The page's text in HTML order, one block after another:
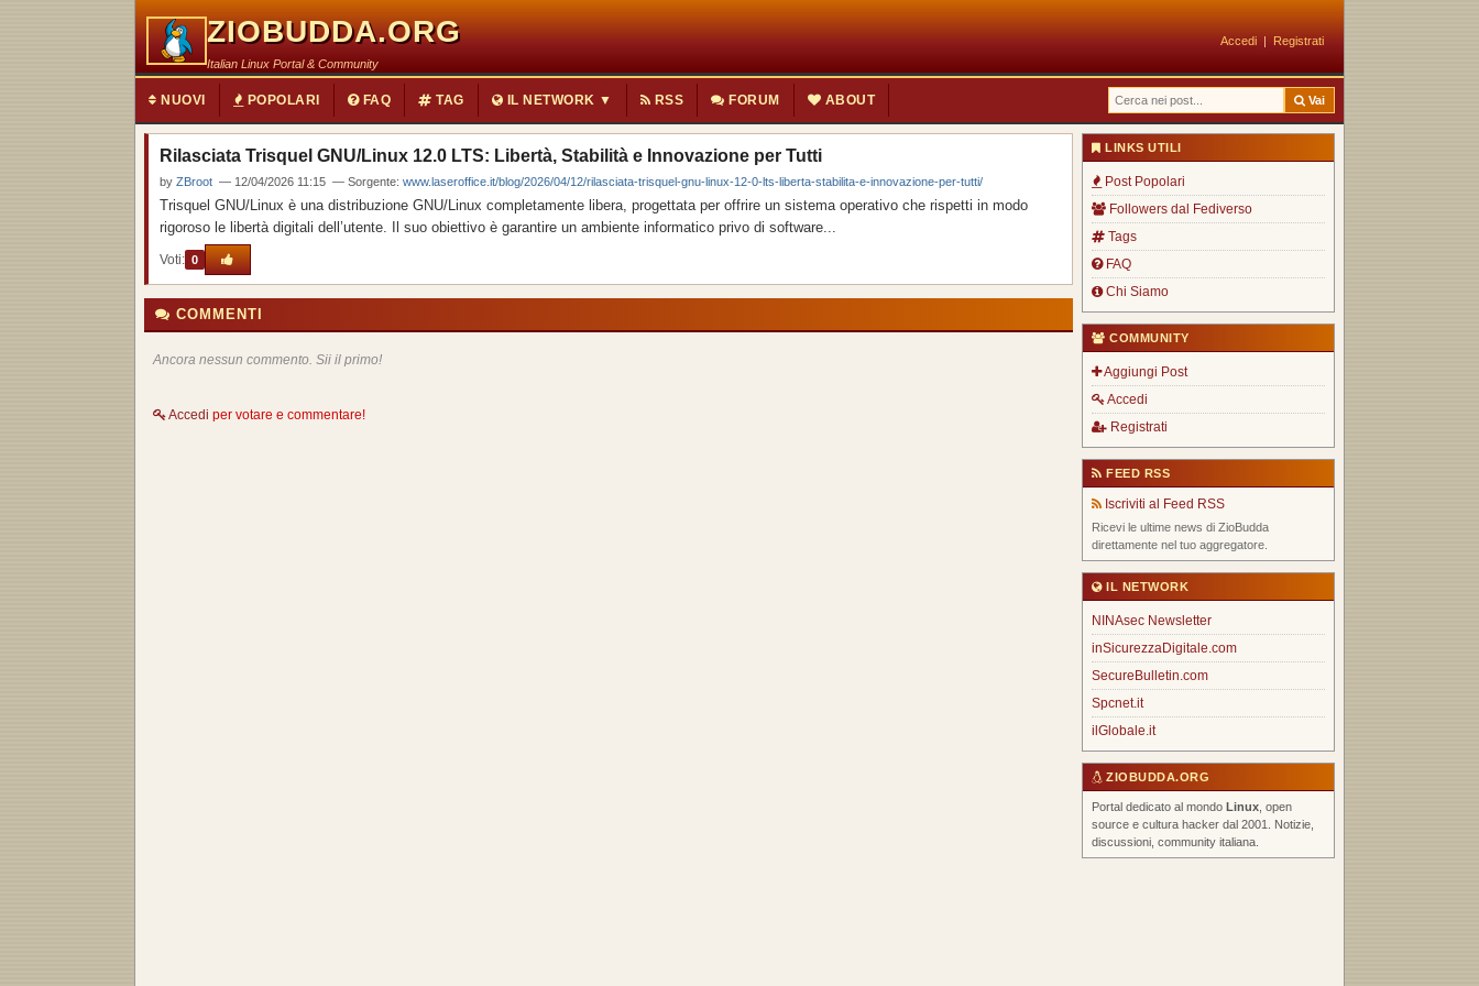
ZIOBUDDA.ORG
Italian Linux Portal & Community
Accedi | Registrati
NUOVI POPOLARI FAQ TAG IL NETWORK ▼ RSS FORUM ABOUT Vai
Rilasciata Trisquel GNU/Linux 12.0 LTS: Libertà, Stabilità e Innovazione per Tutti
by ZBroot — 12/04/2026 11:15 — Sorgente: www.laseroffice.it/blog/2026/04/12/rilasciata-trisquel-gnu-linux-12-0-lts-liberta-stabilita-e-innovazione-per-tutti/
Trisquel GNU/Linux è una distribuzione GNU/Linux completamente libera, progettata per offrire un sistema operativo che rispetti in modo
rigoroso le libertà digitali dell’utente. Il suo obiettivo è garantire un ambiente informatico privo di software...
Voti: 0
COMMENTI
Ancora nessun commento. Sii il primo!
Accedi per votare e commentare!
LINKS UTILI
Post Popolari
Followers dal Fediverso
Tags
FAQ
Chi Siamo
COMMUNITY
Aggiungi Post
Accedi
Registrati
FEED RSS
Iscriviti al Feed RSS
Ricevi le ultime news di ZioBudda
direttamente nel tuo aggregatore.
IL NETWORK
NINAsec Newsletter
inSicurezzaDigitale.com
SecureBulletin.com
Spcnet.it
ilGlobale.it
ZIOBUDDA.ORG
Portal dedicato al mondo Linux , open
source e cultura hacker dal 2001. Notizie,
discussioni, community italiana.